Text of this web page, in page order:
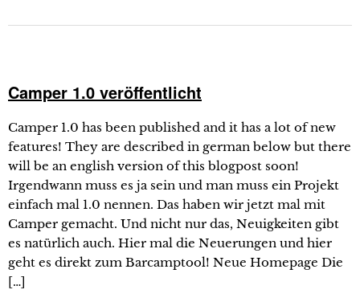
Camper 1.0 veröffentlicht
Camper 1.0 has been published and it has a lot of new
features! They are described in german below but there
will be an english version of this blogpost soon!
Irgendwann muss es ja sein und man muss ein Projekt
einfach mal 1.0 nennen. Das haben wir jetzt mal mit
Camper gemacht. Und nicht nur das, Neuigkeiten gibt
es natürlich auch. Hier mal die Neuerungen und hier
geht es direkt zum Barcamptool! Neue Homepage Die
[…]